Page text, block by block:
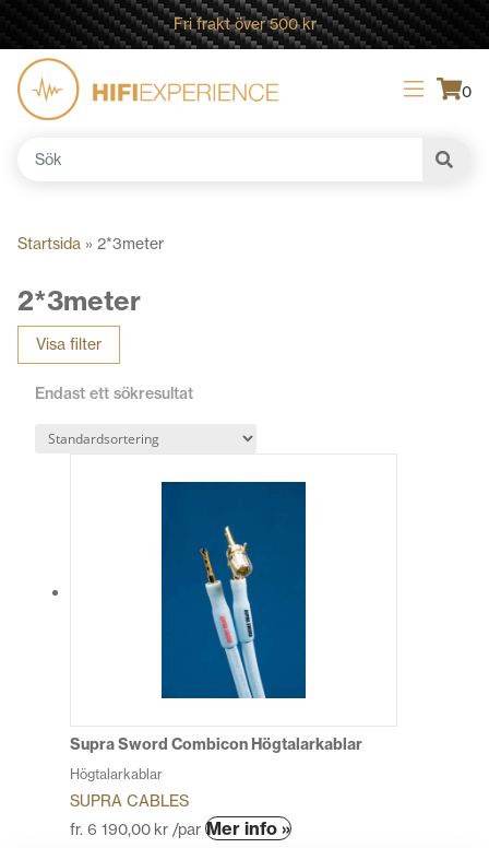
Fri frakt över 500 kr
0
Sök
Startsida » 2*3meter
2*3meter
Visa filter
Endast ett sökresultat
Supra Sword Combicon Högtalarkablar
Högtalarkablar
SUPRA CABLES
fr. 6 190,00 kr /par Mer info »Den